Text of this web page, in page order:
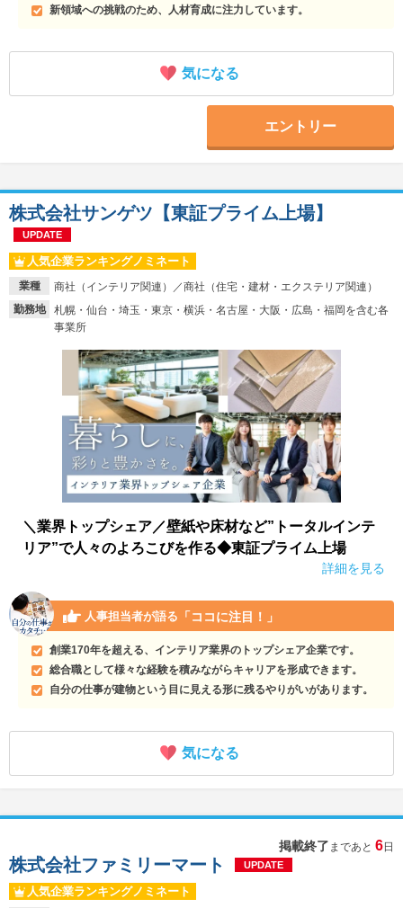
新領域への挑戦のため、人材育成に注力しています。
気になる
エントリー
業種
商社（インテリア関連）／商社（住宅・建材・エクステリア関連）
勤務地
札幌・仙台・埼玉・東京・横浜・名古屋・大阪・広島・福岡を含む各
事業所
株式会社サンゲツ【東証プライム上場】
UPDATE
人気企業ランキングノミネート
＼業界トップシェア／壁紙や床材など”トータルインテ
リア”で人々のよろこびを作る◆東証プライム上場
詳細を見る
人事担当者が語る 「ココに注目！」
創業170年を超える、インテリア業界のトップシェア企業です。
総合職として様々な経験を積みながらキャリアを形成できます。
自分の仕事が建物という目に見える形に残るやりがいがあります。
気になる
掲載終了 まであと 6日
株式会社ファミリーマート UPDATE
人気企業ランキングノミネート